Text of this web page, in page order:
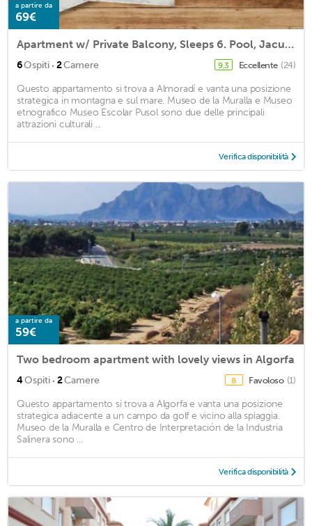
a partire da
69€
Apartment w/ Private Balcony, Sleeps 6. Pool, Jacuzzi, BBQ On Roof Terrace.
6Ospiti · 2Camere 9,3 Eccellente (24)
Questo appartamento si trova a Almoradí e vanta una posizione
strategica in montagna e sul mare. Museo de la Muralla e Museo
etnografico Museo Escolar Pusol sono due delle principali
attrazioni culturali ...
Verifica disponibilità
a partire da
59€
Two bedroom apartment with lovely views in Algorfa
4Ospiti · 2Camere 8 Favoloso (1)
Questo appartamento si trova a Algorfa e vanta una posizione
strategica adiacente a un campo da golf e vicino alla spiaggia.
Museo de la Muralla e Centro de Interpretación de la Industria
Salinera sono ...
Verifica disponibilità